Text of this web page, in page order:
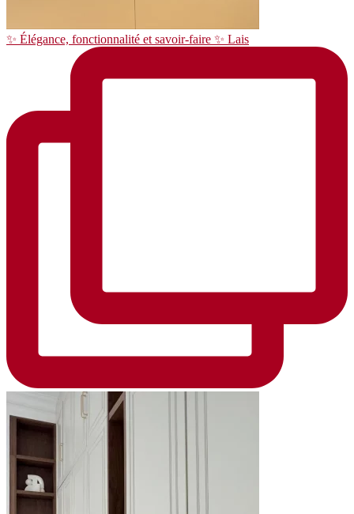
✨ Élégance, fonctionnalité et savoir-faire ✨ Lais